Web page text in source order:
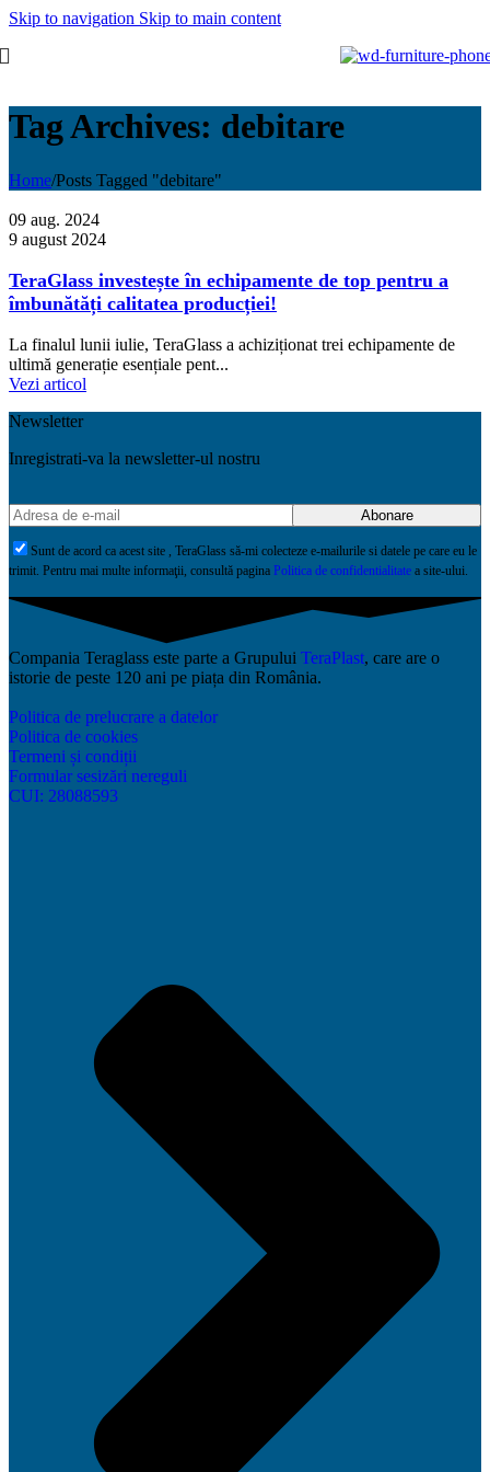
Skip to navigation Skip to main content
Tag Archives: debitare
Home/Posts Tagged "debitare"
09 aug. 2024
9 august 2024
TeraGlass investește în echipamente de top pentru a
îmbunătăți calitatea producției!
La finalul lunii iulie, TeraGlass a achiziționat trei echipamente de
ultimă generație esențiale pent...
Vezi articol
Newsletter
Inregistrati-va la newsletter-ul nostru
Sunt de acord ca acest site , TeraGlass să-mi colecteze e-mailurile si datele pe care eu le
trimit. Pentru mai multe informaţii, consultă pagina Politica de confidentialitate a site-ului.
Compania Teraglass este parte a Grupului TeraPlast, care are o
istorie de peste 120 ani pe piața din România.
Politica de prelucrare a datelor
Politica de cookies
Termeni și condiții
Formular sesizări nereguli
CUI: 28088593